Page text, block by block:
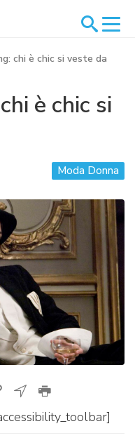
chi è chic si veste da
è chic si
Moda Donna